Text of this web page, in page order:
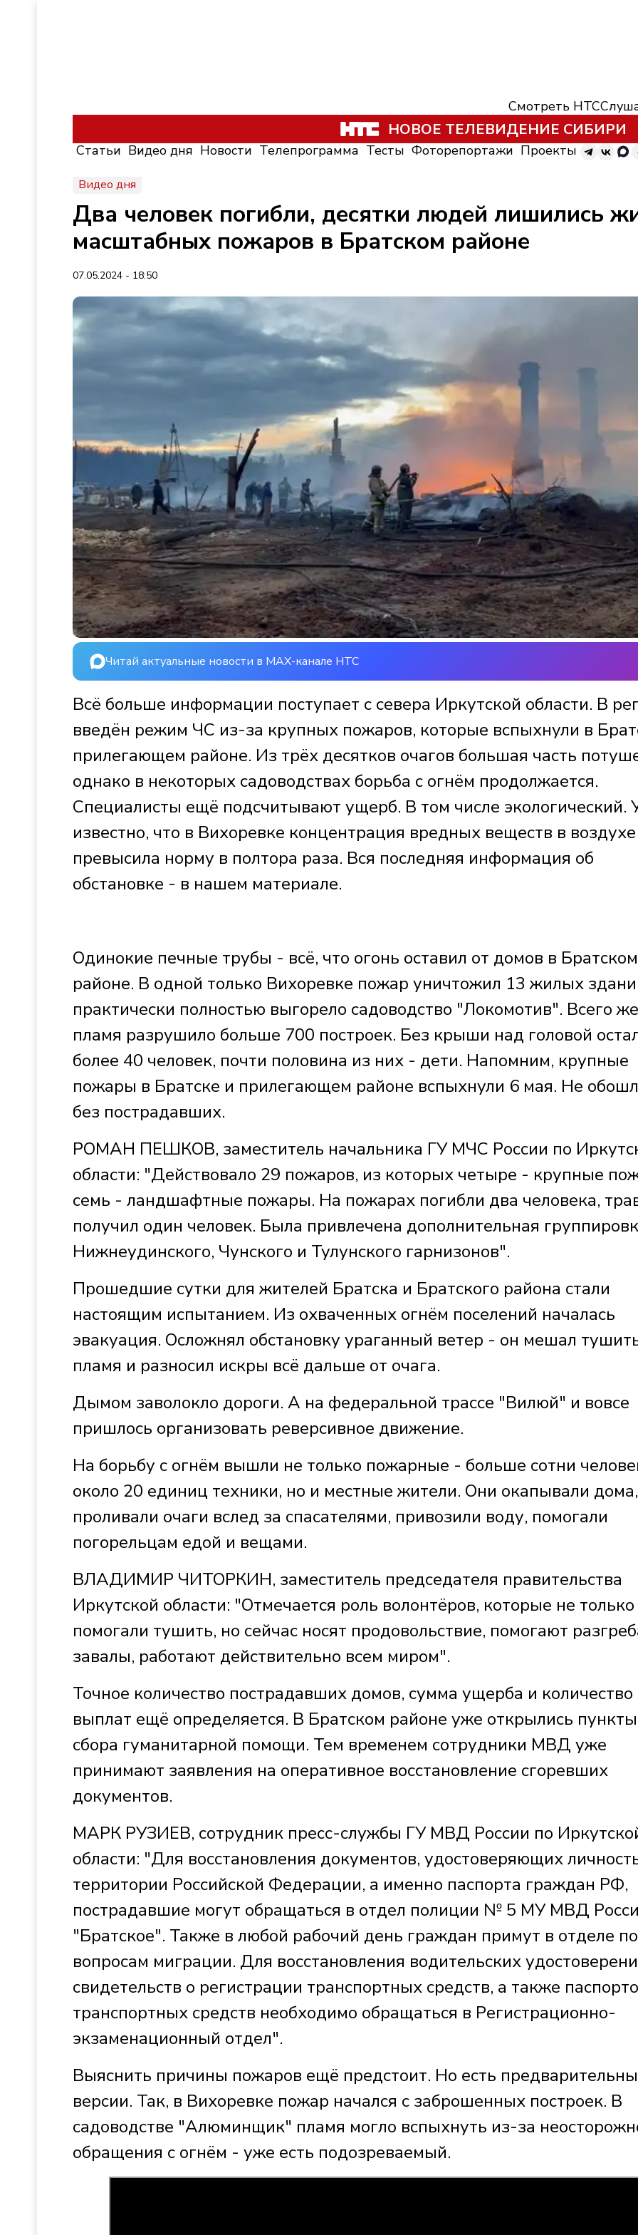
Смотреть НТС
НОВОЕ ТЕЛЕВИДЕНИЕ СИБИРИ
Статьи Видео дня Новости Телепрограмма Тесты Фоторепортажи Проекты
Видео дня
Два человек погибли, десятки людей лишились
масштабных пожаров в Братском районе
07.05.2024 - 18:50
Читай актуальные новости в MAX-канале НТС
Всё больше информации поступает с севера Иркутской области. В
введён режим ЧС из-за крупных пожаров, которые вспыхнули в
прилегающем районе. Из трёх десятков очагов большая часть
однако в некоторых садоводствах борьба с огнём продолжается.
Специалисты ещё подсчитывают ущерб. В том числе экологический.
известно, что в Вихоревке концентрация вредных веществ в воздухе
превысила норму в полтора раза. Вся последняя информация об
обстановке - в нашем материале.
Одинокие печные трубы - всё, что огонь оставил от домов в Братском
районе. В одной только Вихоревке пожар уничтожил 13 жилых
практически полностью выгорело садоводство "Локомотив". Всего же
пламя разрушило больше 700 построек. Без крыши над головой
более 40 человек, почти половина из них - дети. Напомним, крупные
пожары в Братске и прилегающем районе вспыхнули 6 мая. Не
без пострадавших.
РОМАН ПЕШКОВ, заместитель начальника ГУ МЧС России по
области: "Действовало 29 пожаров, из которых четыре - крупные
семь - ландшафтные пожары. На пожарах погибли два человека,
получил один человек. Была привлечена дополнительная
Нижнеудинского, Чунского и Тулунского гарнизонов".
Прошедшие сутки для жителей Братска и Братского района стали
настоящим испытанием. Из охваченных огнём поселений началась
эвакуация. Осложнял обстановку ураганный ветер - он мешал
пламя и разносил искры всё дальше от очага.
Дымом заволокло дороги. А на федеральной трассе "Вилюй" и вовсе
пришлось организовать реверсивное движение.
На борьбу с огнём вышли не только пожарные - больше сотни
около 20 единиц техники, но и местные жители. Они окапывали дома,
проливали очаги вслед за спасателями, привозили воду, помогали
погорельцам едой и вещами.
ВЛАДИМИР ЧИТОРКИН, заместитель председателя правительства
Иркутской области: "Отмечается роль волонтёров, которые не только
помогали тушить, но сейчас носят продовольствие, помогают
завалы, работают действительно всем миром".
Точное количество пострадавших домов, сумма ущерба и количество
выплат ещё определяется. В Братском районе уже открылись пункты
сбора гуманитарной помощи. Тем временем сотрудники МВД уже
принимают заявления на оперативное восстановление сгоревших
документов.
МАРК РУЗИЕВ, сотрудник пресс-службы ГУ МВД России по
области: "Для восстановления документов, удостоверяющих
территории Российской Федерации, а именно паспорта граждан РФ,
пострадавшие могут обращаться в отдел полиции № 5 МУ МВД
"Братское". Также в любой рабочий день граждан примут в отделе по
вопросам миграции. Для восстановления водительских
свидетельств о регистрации транспортных средств, а также
транспортных средств необходимо обращаться в Регистрационно-
экзаменационный отдел".
Выяснить причины пожаров ещё предстоит. Но есть
версии. Так, в Вихоревке пожар начался с заброшенных построек. В
садоводстве "Алюминщик" пламя могло вспыхнуть из-за
обращения с огнём - уже есть подозреваемый.